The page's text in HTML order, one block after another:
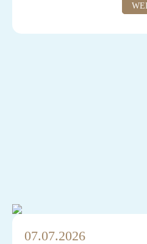
07.07.2026